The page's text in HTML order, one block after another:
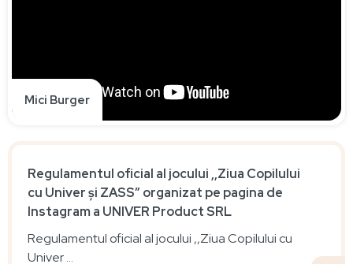
Mici Burger
Regulamentul oficial al jocului ‚,Ziua Copilului
cu Univer și ZASS” organizat pe pagina de
Instagram a UNIVER Product SRL
Regulamentul oficial al jocului ,,Ziua Copilului cu
Univer ...